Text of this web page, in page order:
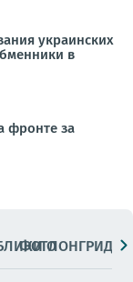
украинских
в
фронте за
ФОТОЛОНГРИДЫ